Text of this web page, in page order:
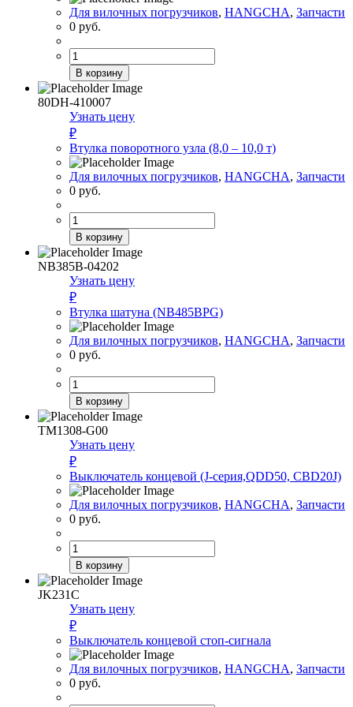
Для вилочных погрузчиков, HANGCHA, Запчасти
0 руб.
Количество
товара
Втулка
крепления
заднего
моста
(8,0
–
10,0
т)
В корзину
80DH-410007
Узнать цену
₽
Втулка поворотного узла (8,0 – 10,0 т)
Для вилочных погрузчиков, HANGCHA, Запчасти
0 руб.
Количество
товара
Втулка
поворотного
узла
(8,0
–
10,0
т)
В корзину
NB385B-04202
Узнать цену
₽
Втулка шатуна (NB485BPG)
Для вилочных погрузчиков, HANGCHA, Запчасти
0 руб.
Количество
товара
Втулка
шатуна
(NB485BPG)
В корзину
TM1308-G00
Узнать цену
₽
Выключатель концевой (J-серия,QDD50, CBD20J)
Для вилочных погрузчиков, HANGCHA, Запчасти
0 руб.
Количество
товара
Выключатель
концевой (J-
серия,QDD50,
CBD20J)
В корзину
JK231C
Узнать цену
₽
Выключатель концевой стоп-сигнала
Для вилочных погрузчиков, HANGCHA, Запчасти
0 руб.